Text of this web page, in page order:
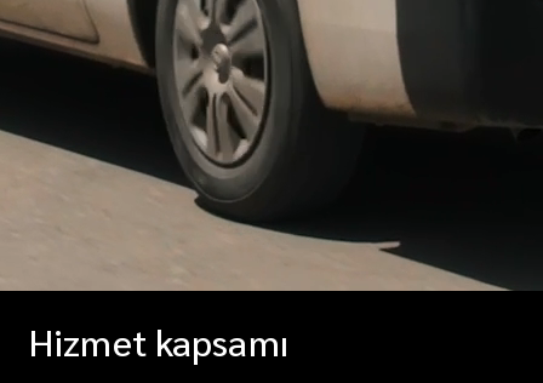
Hizmet kapsamı